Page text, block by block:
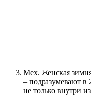
Мех. Женская
– подразумевают в
не только внутри